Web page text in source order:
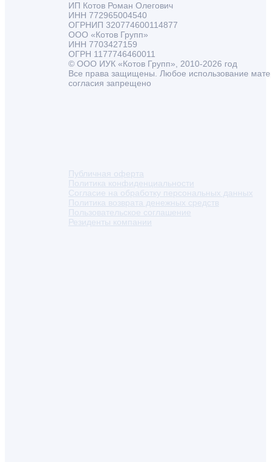
ИП Котов Роман Олегович
ИНН 772965004540
ОГРНИП 320774600114877
ООО «Котов Групп»
ИНН 7703427159
ОГРН 1177746460011
© ООО ИУК «Котов Групп», 2010-2026 год
Все права защищены. Любое использование
согласия запрещено
Публичная оферта
Политика конфиденциальности
Согласие на обработку персональных данных
Политика возврата денежных средств
Пользовательское соглашение
Резиденты компании